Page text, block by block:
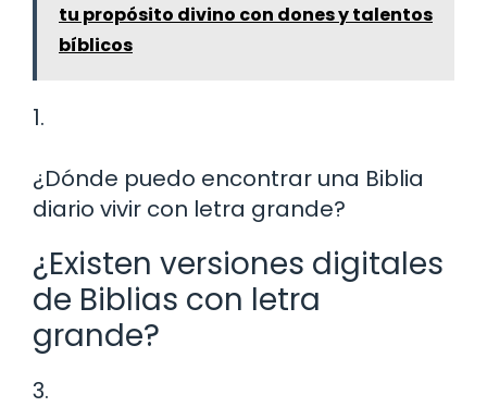
tu propósito divino con dones y talentos
bíblicos
1.
¿Dónde puedo encontrar una Biblia
diario vivir con letra grande?
¿Existen versiones digitales
de Biblias con letra
grande?
3.